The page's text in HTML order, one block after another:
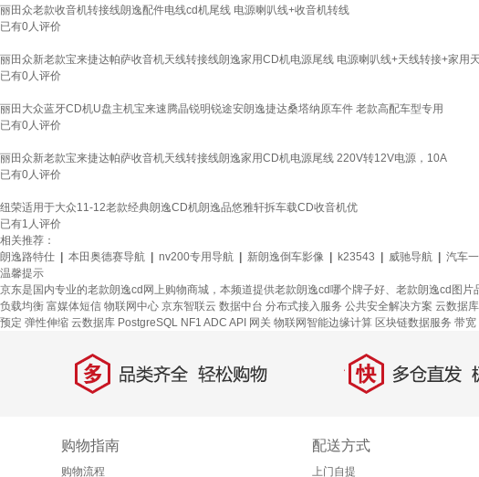
丽田众老款收音机转接线朗逸配件电线cd机尾线 电源喇叭线+收音机转线
已有0人评价
丽田众新老款宝来捷达帕萨收音机天线转接线朗逸家用CD机电源尾线 电源喇叭线+天线转接+家用
已有0人评价
丽田大众蓝牙CD机U盘主机宝来速腾晶锐明锐途安朗逸捷达桑塔纳原车件 老款高配车型专用
已有0人评价
丽田众新老款宝来捷达帕萨收音机天线转接线朗逸家用CD机电源尾线 220V转12V电源，10A
已有0人评价
纽荣适用于大众11-12老款经典朗逸CD机朗逸品悠雅轩拆车载CD收音机优
已有1 人评价
相关推荐：
朗逸路特仕
本田奥德赛导航 nv200专用导航 新朗逸倒车影像 k23543 威驰导航 汽车
温馨提示
京东是国内专业的老款朗逸cd网上购物商城，本频道提供老款朗逸cd哪个牌子好、老款朗逸cd图
负载均衡 富媒体短信 物联网中心 京东智联云 数据中台 分布式接入服务 公共安全解决方案 云数据
预定 弹性伸缩 云数据库 PostgreSQL NF1 ADC API 网关 物联网智能边缘计算 区块链数据服务 带宽
多 品类齐全，轻松购物 快 多仓直发，极
购物指南
购物流程
配送方式
上门自提